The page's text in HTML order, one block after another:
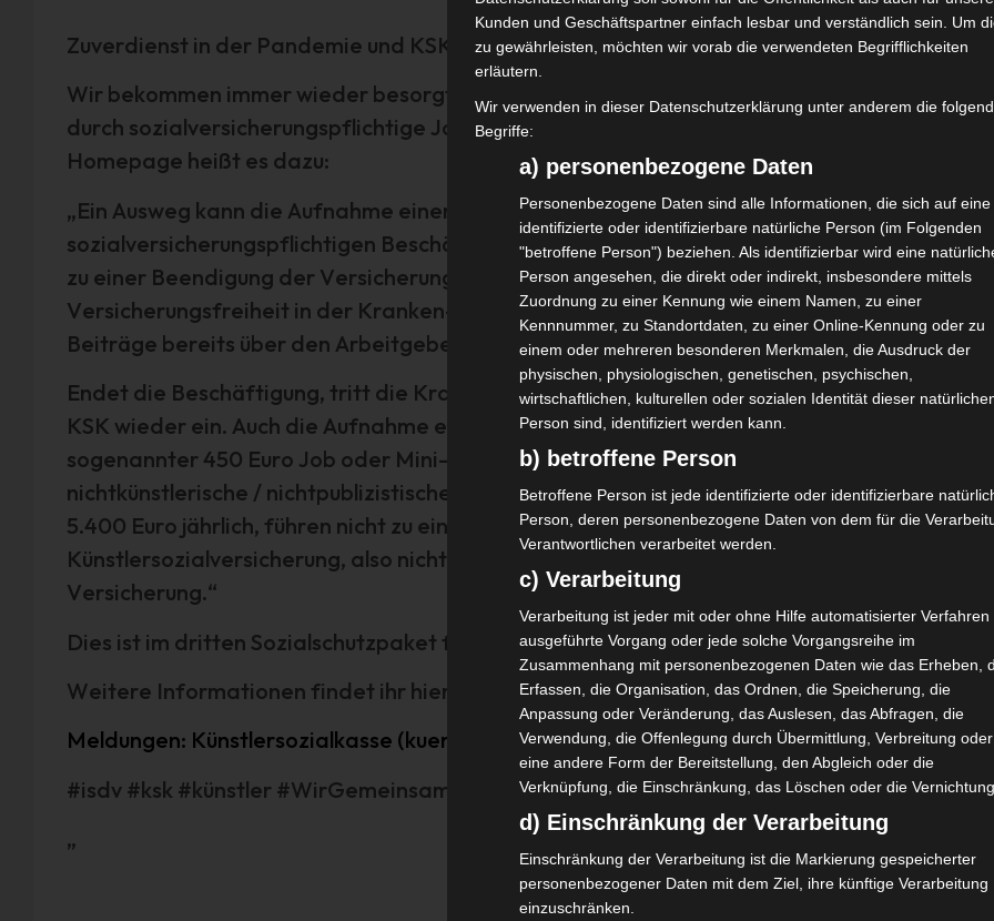
Zuverdienst in der Pandemie und KSK-Mitgliedschaft
Wir bekommen immer wieder besorgte Fragen , ob die KSK-Mitgliedschaft
durch sozialversicherungspflichtige Jobs beendet wird. Auf der KSK-
Homepage heißt es dazu:
„Ein Ausweg kann die Aufnahme einer abhängigen
sozialversicherungspflichtigen Beschäftigung sein, (…). Es kommt somit nicht
zu einer Beendigung der Versicherung nach dem KSVG, sondern nur zu einer
Versicherungsfreiheit in der Kranken- und Pflegeversicherung, wenn diese
Beiträge bereits über den Arbeitgeber einbehalten und abgeführt werden.
Endet die Beschäftigung, tritt die Kranken- und Pflegeversicherung über die
KSK wieder ein. Auch die Aufnahme einer geringfügigen Beschäftigung –
sogenannter 450 Euro Job oder Mini-Job – oder eine zweite selbständige
nichtkünstlerische / nichtpublizistische Tätigkeit mit einem Gewinn von bis zu
5.400 Euro jährlich, führen nicht zu einem Verlust der
Künstlersozialversicherung, also nicht zu einer Beendigung der
Versicherung.“
Dies ist im dritten Sozialschutzpaket festgehalten.
Weitere Informationen findet ihr hier:
Meldungen: Künstlersozialkasse (kuenstlersozialkasse.de)
#isdv #ksk #künstler #WirGemeinsamJetzt
„
Kunden und Geschäftspartner einfach lesbar und verständlich sein. Um
zu gewährleisten, möchten wir vorab die verwendeten Begrifflichkeiten
erläutern.
Wir verwenden in dieser Datenschutzerklärung unter anderem die
Begriffe:
a) personenbezogene Daten
Personenbezogene Daten sind alle Informationen, die sich auf eine
identifizierte oder identifizierbare natürliche Person (im Folgenden
"betroffene Person") beziehen. Als identifizierbar wird eine
Person angesehen, die direkt oder indirekt, insbesondere mittels
Zuordnung zu einer Kennung wie einem Namen, zu einer
Kennnummer, zu Standortdaten, zu einer Online-Kennung oder zu
einem oder mehreren besonderen Merkmalen, die Ausdruck der
physischen, physiologischen, genetischen, psychischen,
wirtschaftlichen, kulturellen oder sozialen Identität dieser
Person sind, identifiziert werden kann.
b) betroffene Person
Betroffene Person ist jede identifizierte oder identifizierbare
Person, deren personenbezogene Daten von dem für die
Verantwortlichen verarbeitet werden.
c) Verarbeitung
Verarbeitung ist jeder mit oder ohne Hilfe automatisierter Verfahren
ausgeführte Vorgang oder jede solche Vorgangsreihe im
Zusammenhang mit personenbezogenen Daten wie das Erheben,
Erfassen, die Organisation, das Ordnen, die Speicherung, die
Anpassung oder Veränderung, das Auslesen, das Abfragen, die
Verwendung, die Offenlegung durch Übermittlung, Verbreitung oder
eine andere Form der Bereitstellung, den Abgleich oder die
Verknüpfung, die Einschränkung, das Löschen oder die Vernichtung.
d) Einschränkung der Verarbeitung
Einschränkung der Verarbeitung ist die Markierung gespeicherter
personenbezogener Daten mit dem Ziel, ihre künftige Verarbeitung
einzuschränken.